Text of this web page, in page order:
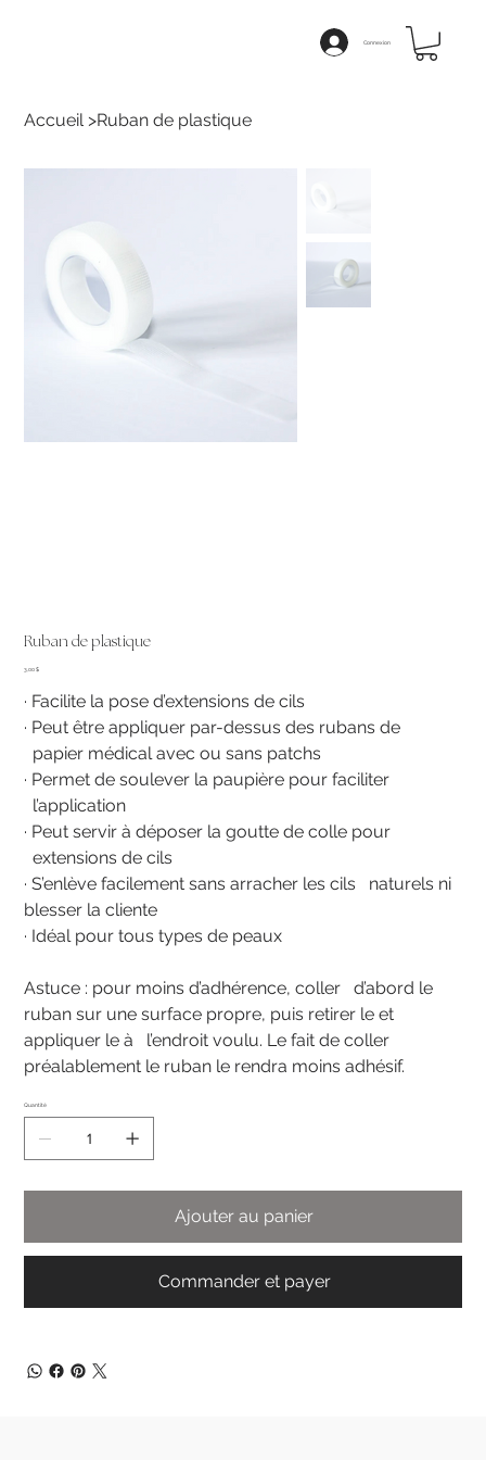
Connexion
Accueil >Ruban de plastique
Ruban de plastique
Prix
3,00 $
· Facilite la pose d’extensions de cils
· Peut être appliquer par-dessus des rubans de
papier médical avec ou sans patchs
· Permet de soulever la paupière pour faciliter
l’application
· Peut servir à déposer la goutte de colle pour
extensions de cils
· S’enlève facilement sans arracher les cils naturels ni
blesser la cliente
· Idéal pour tous types de peaux
Astuce : pour moins d’adhérence, coller d’abord le
ruban sur une surface propre, puis retirer le et
appliquer le à l’endroit voulu. Le fait de coller
préalablement le ruban le rendra moins adhésif.
Quantité
Ajouter au panier
Commander et payer